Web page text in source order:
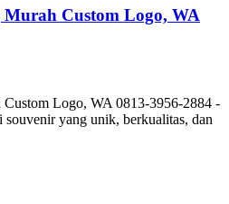
Custom Logo, WA
Logo, WA 0813-3956-2884 -
souvenir yang unik, berkualitas, dan